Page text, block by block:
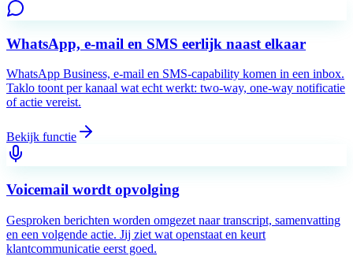
WhatsApp, e-mail en SMS eerlijk naast elkaar
WhatsApp Business, e-mail en SMS-capability komen in een inbox.
Taklo toont per kanaal wat echt werkt: two-way, one-way notificatie
of actie vereist.
Bekijk functie
Voicemail wordt opvolging
Gesproken berichten worden omgezet naar transcript, samenvatting
en een volgende actie. Jij ziet wat openstaat en keurt
klantcommunicatie eerst goed.